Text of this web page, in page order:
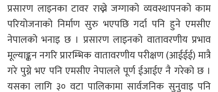
प्रसारण लाइनका टावर राख्ने जग्गाको व्यवस्थापनको काम
परियोजनाको निर्माण सुरु भएपछि गर्दा पनि हुने एमसीए
नेपालको भनाइ छ । प्रसारण लाइनको वातावरणीय प्रभाव
मूल्याङ्कन नगरि प्रारम्भिक वातावरणीय परीक्षण (आईईई) मात्रै
गरे पुग्ने भए पनि एमसीए नेपालले पूर्ण ईआईए नै गरेको छ ।
यसका लागि ३० वटा पालिकामा सार्वजनिक सुनुवाइ पनि